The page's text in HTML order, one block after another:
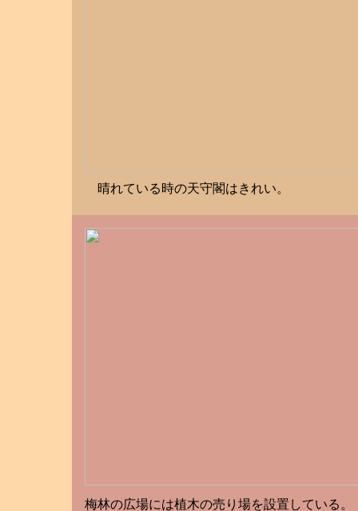
晴れている時の天守閣はきれい。
梅林の広場には植木の売り場を設置している。